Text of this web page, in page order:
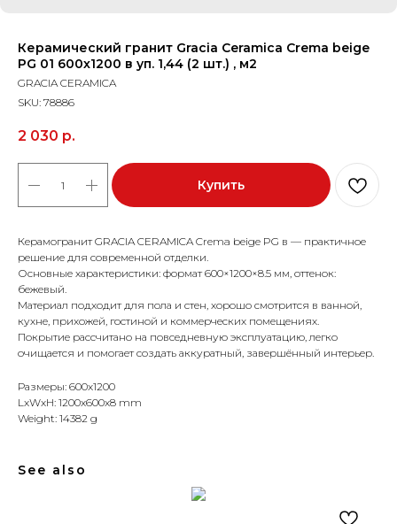
Керамический гранит Gracia Ceramica Crema beige
PG 01 600х1200 в уп. 1,44 (2 шт.) , м2
GRACIA CERAMICA
SKU: 78886
2 030 р.
Купить
Керамогранит GRACIA CERAMICA Crema beige PG в — практичное
решение для современной отделки.
Основные характеристики: формат 600×1200×8.5 мм, оттенок:
бежевый.
Материал подходит для пола и стен, хорошо смотрится в ванной,
кухне, прихожей, гостиной и коммерческих помещениях.
Покрытие рассчитано на повседневную эксплуатацию, легко
очищается и помогает создать аккуратный, завершённый интерьер.
Размеры: 600x1200
LxWxH: 1200x600x8 mm
Weight: 14382 g
See also